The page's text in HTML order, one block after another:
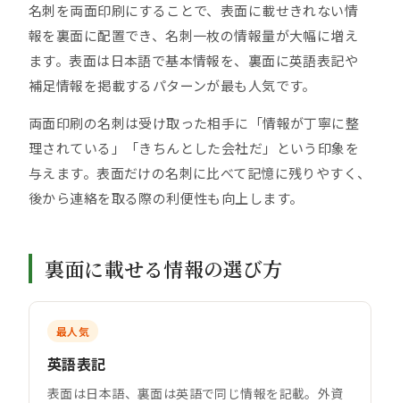
名刺を両面印刷にすることで、表面に載せきれない情
報を裏面に配置でき、名刺一枚の情報量が大幅に増え
ます。表面は日本語で基本情報を、裏面に英語表記や
補足情報を掲載するパターンが最も人気です。
両面印刷の名刺は受け取った相手に「情報が丁寧に整
理されている」「きちんとした会社だ」という印象を
与えます。表面だけの名刺に比べて記憶に残りやすく、
後から連絡を取る際の利便性も向上します。
裏面に載せる情報の選び方
最人気
英語表記
表面は日本語、裏面は英語で同じ情報を記載。外資